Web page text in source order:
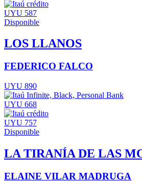
UYU 587
Disponible
LOS LLANOS
FEDERICO FALCO
UYU 890
UYU 668
UYU 757
Disponible
LA TIRANÍA DE LAS
ELAINE VILAR MADRUGA